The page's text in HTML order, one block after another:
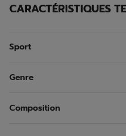
CARACTÉRISTIQUES
Sport
Genre
Composition